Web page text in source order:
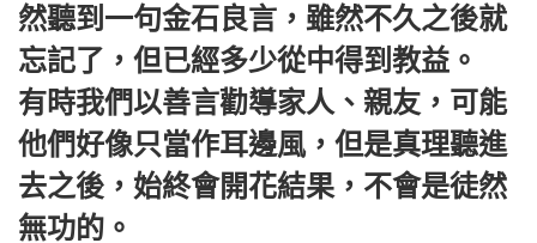
然聽到一句金石良言，雖然不久之後就
忘記了，但已經多少從中得到教益。
有時我們以善言勸導家人、親友，可能
他們好像只當作耳邊風，但是真理聽進
去之後，始終會開花結果，不會是徒然
無功的。